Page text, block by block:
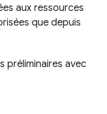
aux ressources
que depuis
préliminaires avec